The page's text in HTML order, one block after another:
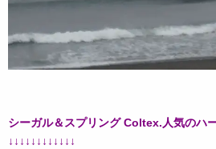
シーガル＆スプリング Coltex.人気のハ
↓↓↓↓↓↓↓↓↓↓↓↓